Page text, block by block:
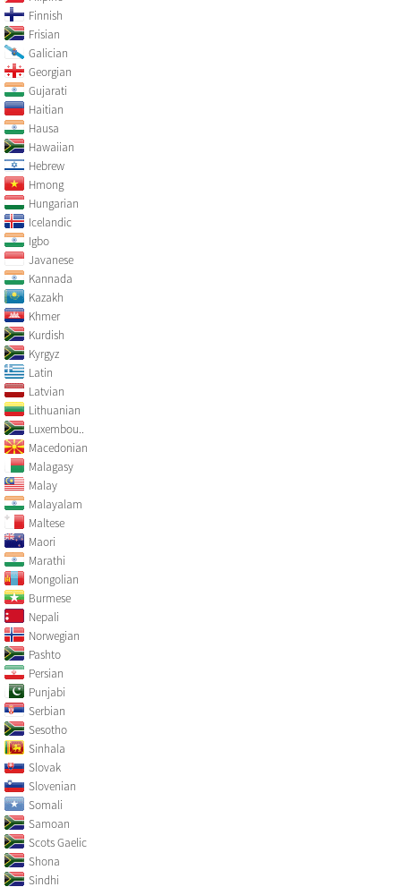
Finnish
Frisian
Galician
Georgian
Gujarati
Haitian
Hausa
Hawaiian
Hebrew
Hmong
Hungarian
Icelandic
Igbo
Javanese
Kannada
Kazakh
Khmer
Kurdish
Kyrgyz
Latin
Latvian
Lithuanian
Luxembou..
Macedonian
Malagasy
Malay
Malayalam
Maltese
Maori
Marathi
Mongolian
Burmese
Nepali
Norwegian
Pashto
Persian
Punjabi
Serbian
Sesotho
Sinhala
Slovak
Slovenian
Somali
Samoan
Scots Gaelic
Shona
Sindhi